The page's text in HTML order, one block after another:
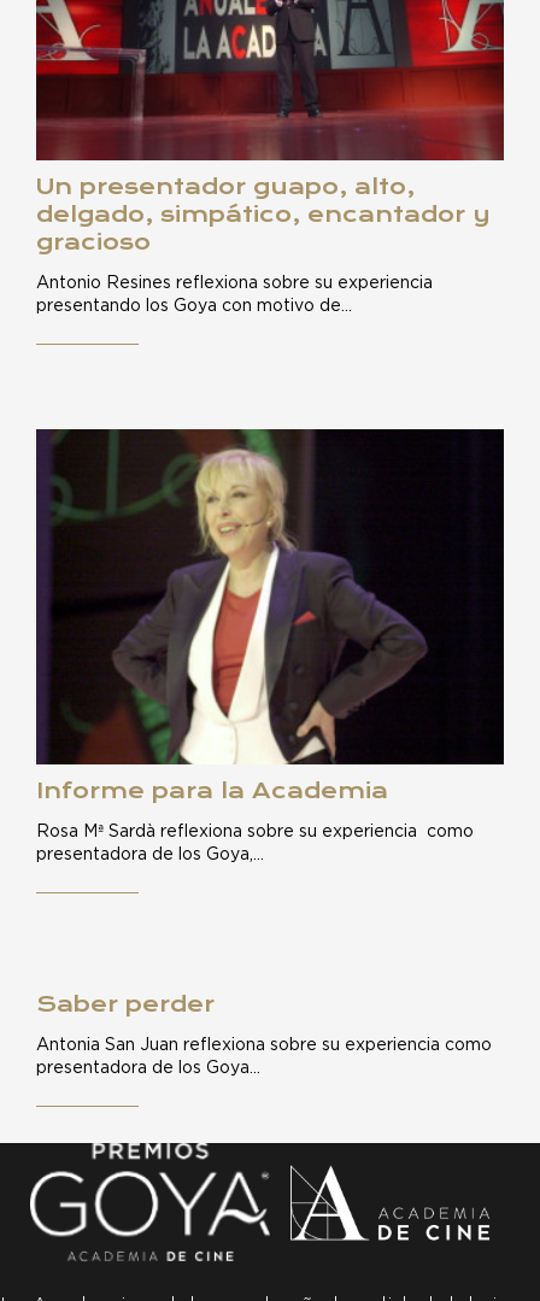
Un presentador guapo, alto,
delgado, simpático, encantador y
gracioso
Antonio Resines reflexiona sobre su experiencia
presentando los Goya con motivo de…
Informe para la Academia
Rosa Mª Sardà reflexiona sobre su experiencia como
presentadora de los Goya,…
Saber perder
Antonia San Juan reflexiona sobre su experiencia como
presentadora de los Goya…